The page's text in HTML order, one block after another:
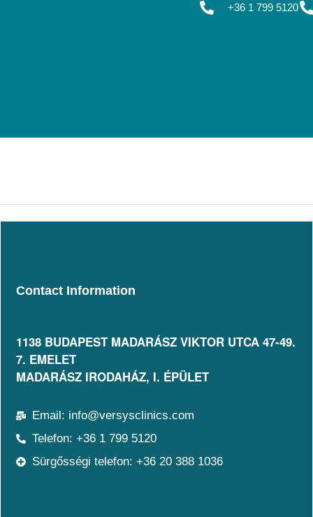
+36 1 799 5120
Contact Information
1138 BUDAPEST MADARÁSZ VIKTOR UTCA 47-49.
7. EMELET​
MADARÁSZ IRODAHÁZ, I. ÉPÜLET
Email: info@versysclinics.com
Telefon: +36 1 799 5120
Sürgősségi telefon: +36 20 388 1036